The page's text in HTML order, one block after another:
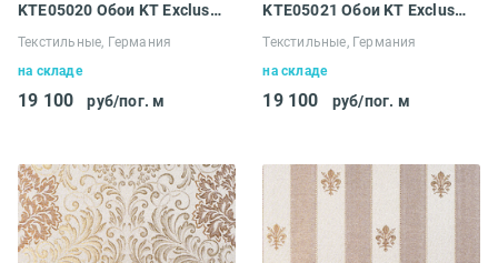
KTE05020 Обои KT Exclusive Ludowig
Текстильные, Германия
на складе
19 100 руб/пог. м
KTE05021 Обои KT Exclusive Ludowig
Текстильные, Германия
на складе
19 100 руб/пог. м